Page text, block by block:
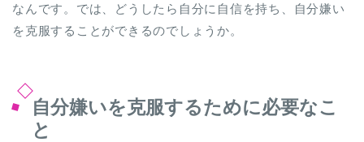
なんです。では、どうしたら自分に自信を持ち、自分嫌い
を克服することができるのでしょうか。
自分嫌いを克服するために必要なこ
と